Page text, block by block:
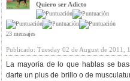
Quiero ser Adicto
23 mensajes
Publicado: Tuesday 02 de August de 2011,
La mayoria de lo que hablas se
darte un plus de brillo o de